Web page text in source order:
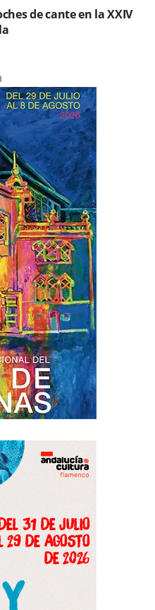
de cante en la XXIV